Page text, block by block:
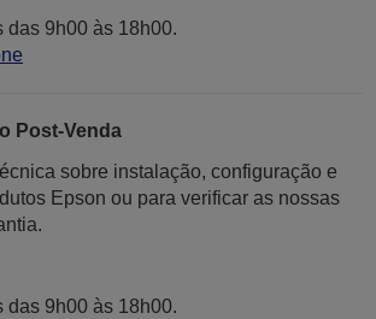
das 9h00 às 18h00.
Post-Venda
sobre instalação, configuração e
Epson ou para verificar as nossas
das 9h00 às 18h00.